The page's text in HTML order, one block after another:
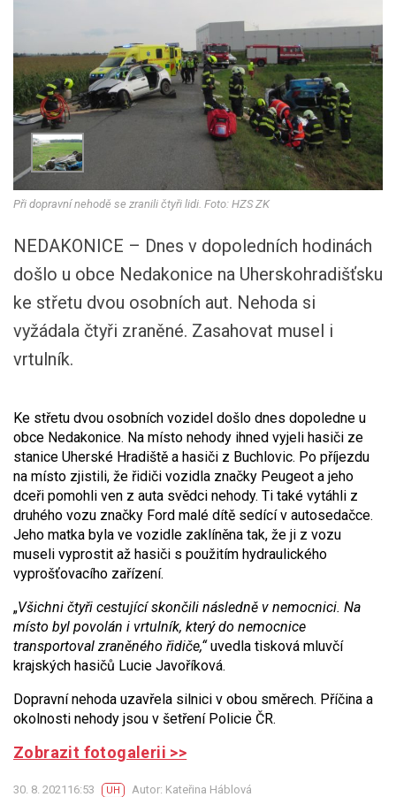
Při dopravní nehodě se zranili čtyři lidi. Foto: HZS ZK
NEDAKONICE – Dnes v dopoledních hodinách
došlo u obce Nedakonice na Uherskohradišťsku
ke střetu dvou osobních aut. Nehoda si
vyžádala čtyři zraněné. Zasahovat musel i
vrtulník.
Ke střetu dvou osobních vozidel došlo dnes dopoledne u
obce Nedakonice. Na místo nehody ihned vyjeli hasiči ze
stanice Uherské Hradiště a hasiči z Buchlovic. Po příjezdu
na místo zjistili, že řidiči vozidla značky Peugeot a jeho
dceři pomohli ven z auta svědci nehody. Ti také vytáhli z
druhého vozu značky Ford malé dítě sedící v autosedačce.
Jeho matka byla ve vozidle zaklíněna tak, že ji z vozu
museli vyprostit až hasiči s použitím hydraulického
vyprošťovacího zařízení.
„Všichni čtyři cestujícískončili následně v nemocnici. Na
místo byl povolán i vrtulník, který do nemocnice
transportoval zraněného řidiče,“uvedla tisková mluvčí
krajských hasičů Lucie Javoříková.
Dopravní nehoda uzavřela silnici v obou směrech. Příčina a
okolnosti nehody jsou v šetření Policie ČR.
Zobrazit fotogalerii >>
30. 8. 202116:53 UH Autor: Kateřina Háblová